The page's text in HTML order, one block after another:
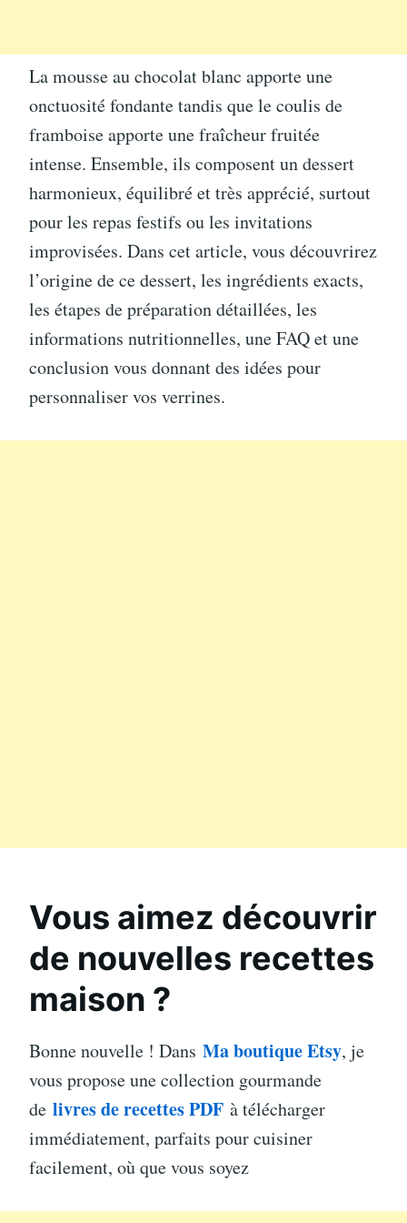
La mousse au chocolat blanc apporte une
onctuosité fondante tandis que le coulis de
framboise apporte une fraîcheur fruitée
intense. Ensemble, ils composent un dessert
harmonieux, équilibré et très apprécié, surtout
pour les repas festifs ou les invitations
improvisées. Dans cet article, vous découvrirez
l’origine de ce dessert, les ingrédients exacts,
les étapes de préparation détaillées, les
informations nutritionnelles, une FAQ et une
conclusion vous donnant des idées pour
personnaliser vos verrines.
Vous aimez découvrir
de nouvelles recettes
maison ?
Bonne nouvelle ! Dans Ma boutique Etsy, je
vous propose une collection gourmande
de livres de recettes PDF à télécharger
immédiatement, parfaits pour cuisiner
facilement, où que vous soyez